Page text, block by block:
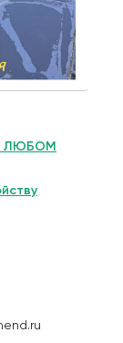
ЛЮБОМ